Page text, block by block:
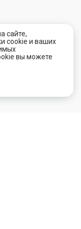
сайте,
cookie и ваших
вы можете